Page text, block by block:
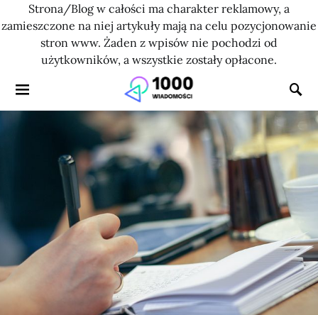
Strona/Blog w całości ma charakter reklamowy, a
zamieszczone na niej artykuły mają na celu pozycjonowanie
stron www. Żaden z wpisów nie pochodzi od
użytkowników, a wszystkie zostały opłacone.